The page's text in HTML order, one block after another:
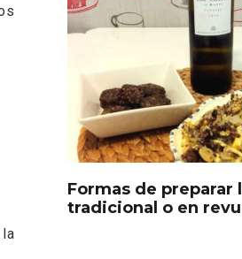
la
Formas de preparar
tradicional o en
Disfrutar de la
Santa en Rueda